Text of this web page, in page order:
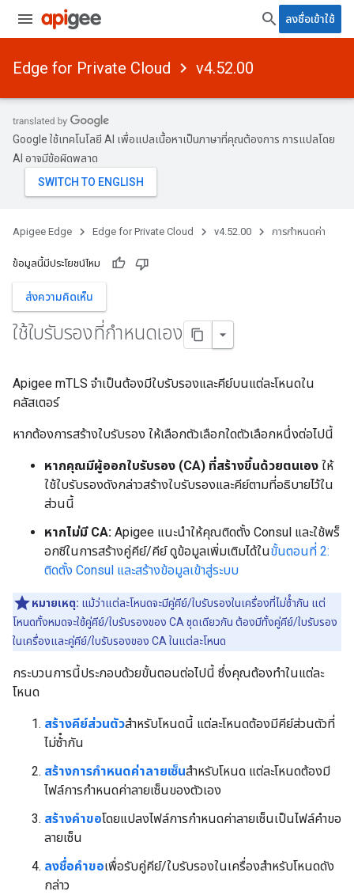
ลงชื่อเข้าใช้
Edge for Private Cloud v4.52.00
Google ใช้เทคโนโลยี AI เพื่อแปลเนื้อหาเป็นภาษาที่คุณต้องการ การแปลโดย
AI อาจมีข้อผิดพลาด
Apigee Edge Edge for Private Cloud v4.52.00 การกำหนดค่า
ข้อมูลนี้มีประโยชน์ไหม
ส่งความคิดเห็น
ใช้ใบรับรองที่กําหนดเอง
Apigee mTLS จําเป็นต้องมีใบรับรองและคีย์บนแต่ละโหนดใน
คลัสเตอร์
หากต้องการสร้างใบรับรอง ให้เลือกตัวเลือกใดตัวเลือกหนึ่งต่อไปนี้
หากคุณมีผู้ออกใบรับรอง (CA) ที่สร้างขึ้นด้วยตนเอง ให้
ใช้ใบรับรองดังกล่าวสร้างใบรับรองและคีย์ตามที่อธิบายไว้ใน
ส่วนนี้
หากไม่มี CA: Apigee แนะนําให้คุณติดตั้ง Consul และใช้พร็
อกซีในการสร้างคู่คีย์/คีย์ ดูข้อมูลเพิ่มเติมได้ในขั้นตอนที่ 2:
ติดตั้ง Consul และสร้างข้อมูลเข้าสู่ระบบ
หมายเหตุ: แม้ว่าแต่ละโหนดจะมีคู่คีย์/ใบรับรองในเครื่องที่ไม่ซ้ํากัน แต่
โหนดทั้งหมดจะใช้คู่คีย์/ใบรับรองของ CA ชุดเดียวกัน ต้องมีทั้งคู่คีย์/ใบรับรอง
ในเครื่องและคู่คีย์/ใบรับรองของ CA ในแต่ละโหนด
กระบวนการนี้ประกอบด้วยขั้นตอนต่อไปนี้ ซึ่งคุณต้องทําในแต่ละ
โหนด
สร้างคีย์ส่วนตัวสําหรับโหนดนี้ แต่ละโหนดต้องมีคีย์ส่วนตัวที่
ไม่ซ้ํากัน
สร้างการกําหนดค่าลายเซ็นสําหรับโหนด แต่ละโหนดต้องมี
ไฟล์การกําหนดค่าลายเซ็นของตัวเอง
สร้างคําขอโดยแปลงไฟล์การกําหนดค่าลายเซ็นเป็นไฟล์คําขอ
ลายเซ็น
ลงชื่อคําขอเพื่อรับคู่คีย์/ใบรับรองในเครื่องสําหรับโหนดดัง
กล่าว